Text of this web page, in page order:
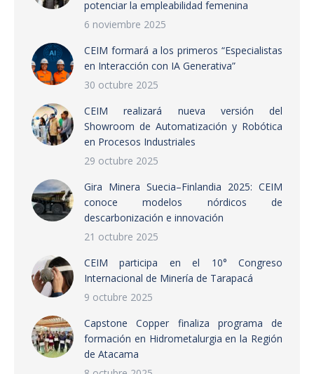
potenciar la empleabilidad femenina
6 noviembre 2025
CEIM formará a los primeros “Especialistas
en Interacción con IA Generativa”
30 octubre 2025
CEIM realizará nueva versión del
Showroom de Automatización y Robótica
en Procesos Industriales
29 octubre 2025
Gira Minera Suecia–Finlandia 2025: CEIM
conoce modelos nórdicos de
descarbonización e innovación
21 octubre 2025
CEIM participa en el 10° Congreso
Internacional de Minería de Tarapacá
9 octubre 2025
Capstone Copper finaliza programa de
formación en Hidrometalurgia en la Región
de Atacama